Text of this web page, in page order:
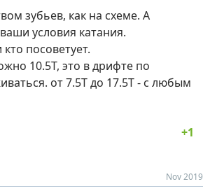
зубьев, как на схеме. А
условия катания.
посоветует.
10.5Т, это в дрифте по
от 7.5Т до 17.5Т - с любым
Nov 2019